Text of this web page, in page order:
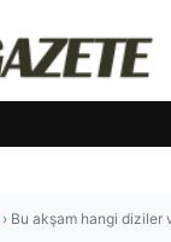
› Bu akşam hangi diziler